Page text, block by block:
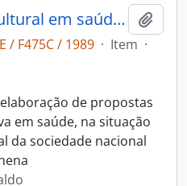
comunicação intercultural em saúde: subsídios para uma ação social em educação indígena
/ F475C / 1989 · Item ·
de propostas
em saúde, na situação
da sociedade nacional